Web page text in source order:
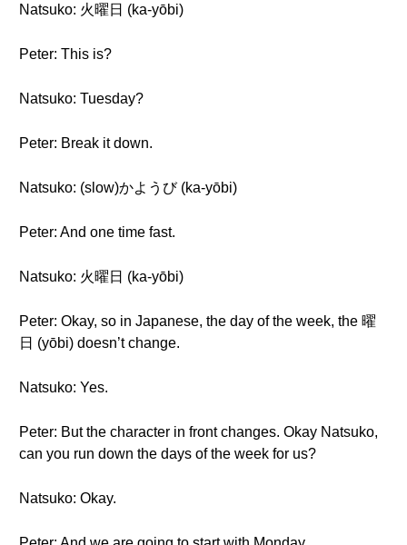
Natsuko: 火曜日 (ka-yōbi)
Peter: This is?
Natsuko: Tuesday?
Peter: Break it down.
Natsuko: (slow)かようび (ka-yōbi)
Peter: And one time fast.
Natsuko: 火曜日 (ka-yōbi)
Peter: Okay, so in Japanese, the day of the week, the 曜
日 (yōbi) doesn’t change.
Natsuko: Yes.
Peter: But the character in front changes. Okay Natsuko,
can you run down the days of the week for us?
Natsuko: Okay.